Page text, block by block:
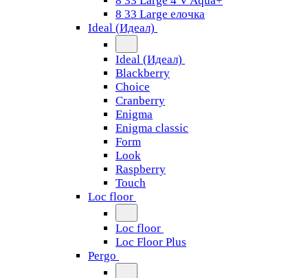
8 33 Large елочка
Ideal (Идеал)
Ideal (Идеал)
Blackberry
Choice
Cranberry
Enigma
Enigma classic
Form
Look
Raspberry
Touch
Loc floor
Loc floor
Loc Floor Plus
Pergo